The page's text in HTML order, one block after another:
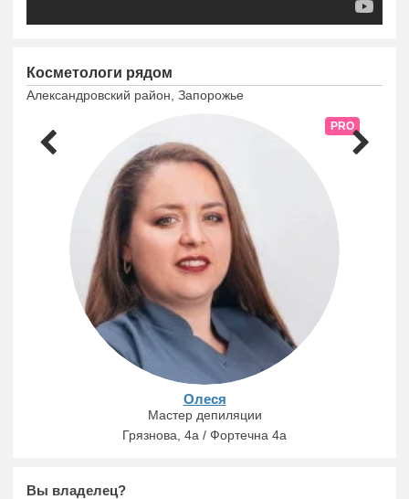
Косметологи рядом
Александровский район, Запорожье
PRO
Олеся
Мастер депиляции
Грязнова, 4а / Фортечна 4а
Вы владелец?